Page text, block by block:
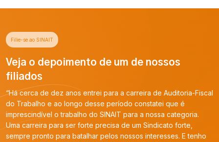
Filie-se ao SINAIT
Veja o depoimento de um de nossos
filiados
“Há cerca de dez anos entrei para a carreira de Auditoria-Fiscal
do Trabalho e ao longo desse período constatei que é
imprescindível o trabalho do SINAIT para a nossa categoria.
Uma carreira para ser forte precisa de um Sindicato forte,
sempre pronto para batalhar pelos nossos interesses. E tenho